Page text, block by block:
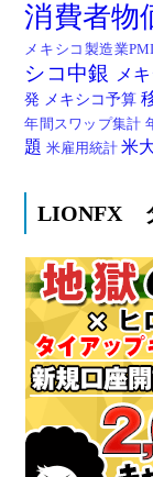
消費者物
メキシコ製造業PMI
シコ中銀
メ
発 メキシコ予算
年間スワップ集計
題米雇用統計米
LIONFX